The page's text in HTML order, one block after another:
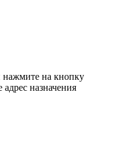
нажмите на кнопку
назначения